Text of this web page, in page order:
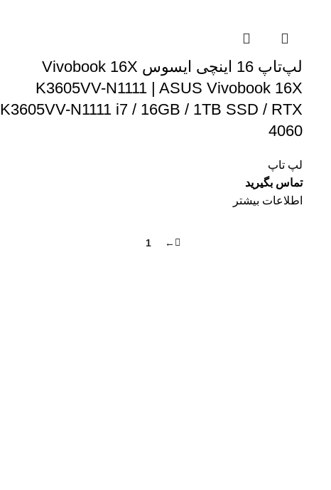
لپ‌تاپ 16 اینچی ایسوس Vivobook 16X
K3605VV-N1111 | ASUS Vivobook 16X
K3605VV-N1111 i7 / 16GB / 1TB SSD / RTX
4060
لپ تاپ
تماس بگیرید
اطلاعات بیشتر
←
1